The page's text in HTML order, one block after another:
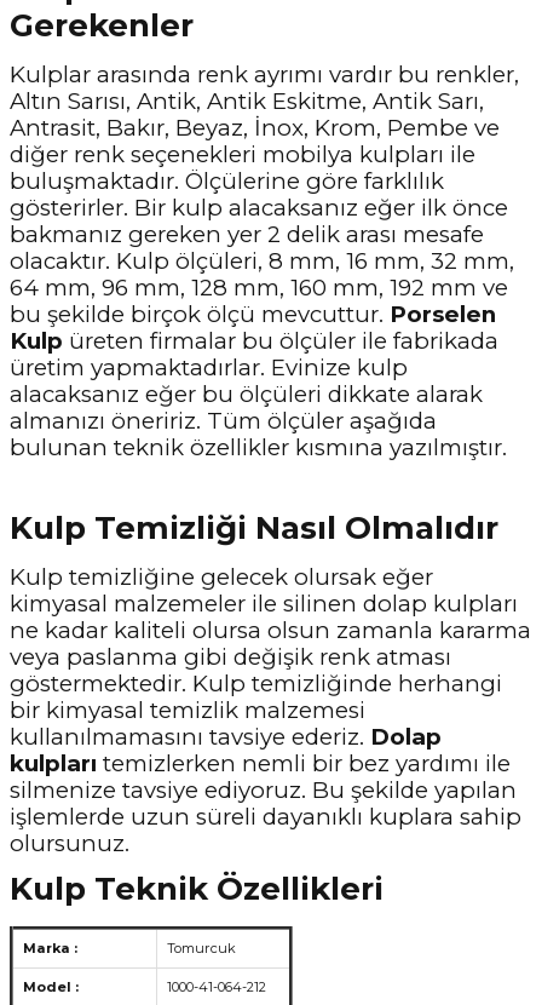
Gerekenler
Kulplar arasında renk ayrımı vardır bu renkler,
Altın Sarısı, Antik, Antik Eskitme, Antik Sarı,
Antrasit, Bakır, Beyaz, İnox, Krom, Pembe ve
diğer renk seçenekleri mobilya kulpları ile
buluşmaktadır. Ölçülerine göre farklılık
gösterirler. Bir kulp alacaksanız eğer ilk önce
bakmanız gereken yer 2 delik arası mesafe
olacaktır. Kulp ölçüleri, 8 mm, 16 mm, 32 mm,
64 mm, 96 mm, 128 mm, 160 mm, 192 mm ve
bu şekilde birçok ölçü mevcuttur. Porselen
Kulp üreten firmalar bu ölçüler ile fabrikada
üretim yapmaktadırlar. Evinize kulp
alacaksanız eğer bu ölçüleri dikkate alarak
almanızı öneririz. Tüm ölçüler aşağıda
bulunan teknik özellikler kısmına yazılmıştır.
Kulp Temizliği Nasıl Olmalıdır
Kulp temizliğine gelecek olursak eğer
kimyasal malzemeler ile silinen dolap kulpları
ne kadar kaliteli olursa olsun zamanla kararma
veya paslanma gibi değişik renk atması
göstermektedir. Kulp temizliğinde herhangi
bir kimyasal temizlik malzemesi
kullanılmamasını tavsiye ederiz. Dolap
kulpları temizlerken nemli bir bez yardımı ile
silmenize tavsiye ediyoruz. Bu şekilde yapılan
işlemlerde uzun süreli dayanıklı kuplara sahip
olursunuz.
Kulp Teknik Özellikleri
Marka : Tomurcuk
Model : 1000-41-064-212